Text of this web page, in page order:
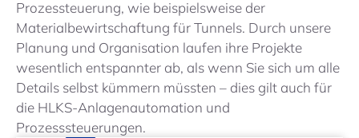
Prozessteuerung, wie beispielsweise der
Materialbewirtschaftung für Tunnels. Durch unsere
Planung und Organisation laufen ihre Projekte
wesentlich entspannter ab, als wenn Sie sich um alle
Details selbst kümmern müssten – dies gilt auch für
die HLKS-Anlagenautomation und
Prozesssteuerungen.